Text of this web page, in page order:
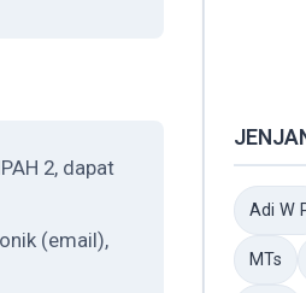
2, dapat
(email),
Adi W
MTs